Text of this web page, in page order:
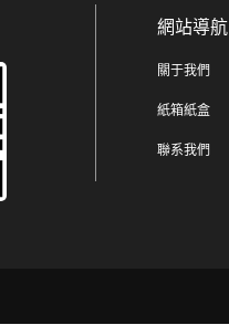
網站導航
關于我們
紙箱紙盒
聯系我們